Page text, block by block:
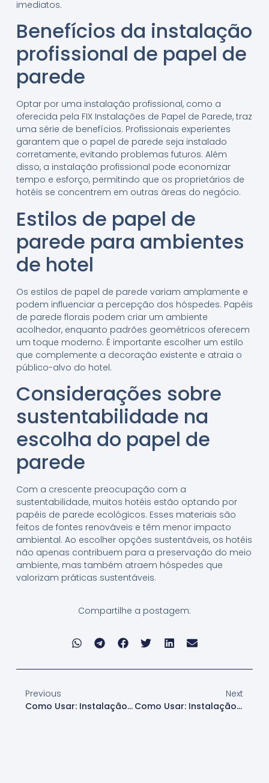
imediatos.
Benefícios da instalação
profissional de papel de
parede
Optar por uma instalação profissional, como a
oferecida pela FIX Instalações de Papel de Parede, traz
uma série de benefícios. Profissionais experientes
garantem que o papel de parede seja instalado
corretamente, evitando problemas futuros. Além
disso, a instalação profissional pode economizar
tempo e esforço, permitindo que os proprietários de
hotéis se concentrem em outras áreas do negócio.
Estilos de papel de
parede para ambientes
de hotel
Os estilos de papel de parede variam amplamente e
podem influenciar a percepção dos hóspedes. Papéis
de parede florais podem criar um ambiente
acolhedor, enquanto padrões geométricos oferecem
um toque moderno. É importante escolher um estilo
que complemente a decoração existente e atraia o
público-alvo do hotel.
Considerações sobre
sustentabilidade na
escolha do papel de
parede
Com a crescente preocupação com a
sustentabilidade, muitos hotéis estão optando por
papéis de parede ecológicos. Esses materiais são
feitos de fontes renováveis e têm menor impacto
ambiental. Ao escolher opções sustentáveis, os hotéis
não apenas contribuem para a preservação do meio
ambiente, mas também atraem hóspedes que
valorizam práticas sustentáveis.
Compartilhe a postagem:
Previous
Como Usar: Instalação De Papel De Parede Para Garagens
Next
Como Usar: Instalação De Papel De Parede Para Institutos De Educação